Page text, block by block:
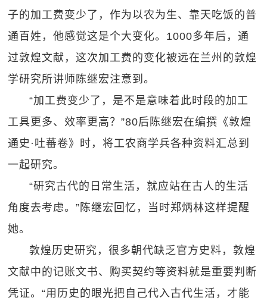
子的加工费变少了，作为以农为生、靠天吃饭的普
通百姓，他感觉这是个大变化。1000多年后，通
过敦煌文献，这次加工费的变化被远在兰州的敦煌
学研究所讲师陈继宏注意到。
“加工费变少了，是不是意味着此时段的加工
工具更多、效率更高？”80后陈继宏在编撰《敦煌
通史·吐蕃卷》时，将工农商学兵各种资料汇总到
一起研究。
“研究古代的日常生活，就应站在古人的生活
角度去考虑。”陈继宏回忆，当时郑炳林这样提醒
她。
敦煌历史研究，很多朝代缺乏官方史料，敦煌
文献中的记账文书、购买契约等资料就是重要判断
凭证。“用历史的眼光把自己代入古代生活，才能